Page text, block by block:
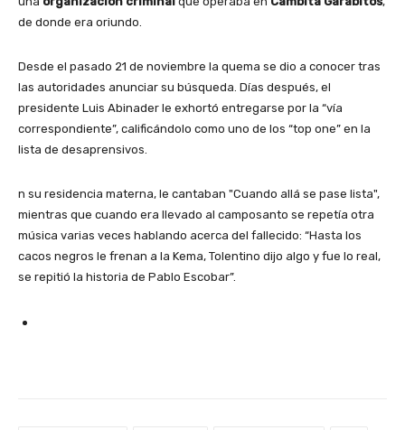
de donde era oriundo.
Desde el pasado 21 de noviembre la quema se dio a conocer tras
las autoridades anunciar su búsqueda. Días después, el
presidente Luis Abinader le exhortó entregarse por la “vía
correspondiente”, calificándolo como uno de los “top one” en la
lista de desaprensivos.
n su residencia materna, le cantaban "Cuando allá se pase lista",
mientras que cuando era llevado al camposanto se repetía otra
música varias veces hablando acerca del fallecido: “Hasta los
cacos negros le frenan a la Kema, Tolentino dijo algo y fue lo real,
se repitió la historia de Pablo Escobar”.